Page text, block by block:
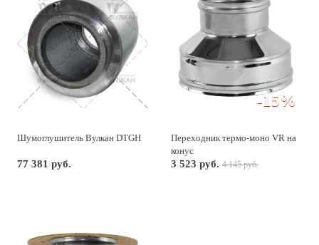
Шумоглушитель Вулкан DTGH
77 381 руб.
-15%
Переходник термо-моно VR на
конус
3 523 руб. 4 145 руб.